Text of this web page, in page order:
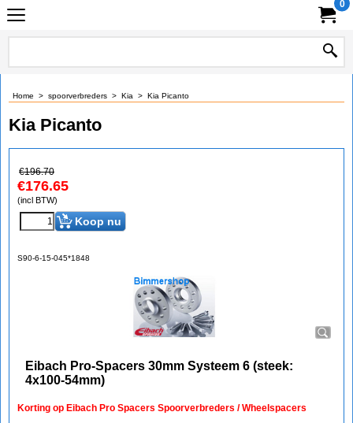
0
Home > spoorverbreders > Kia > Kia Picanto
Kia Picanto
€196.70
€176.65
(incl BTW)
Koop nu
S90-6-15-045*1848
Eibach Pro-Spacers 30mm Systeem 6 (steek:
4x100-54mm)
Korting op Eibach Pro Spacers Spoorverbreders / Wheelspacers